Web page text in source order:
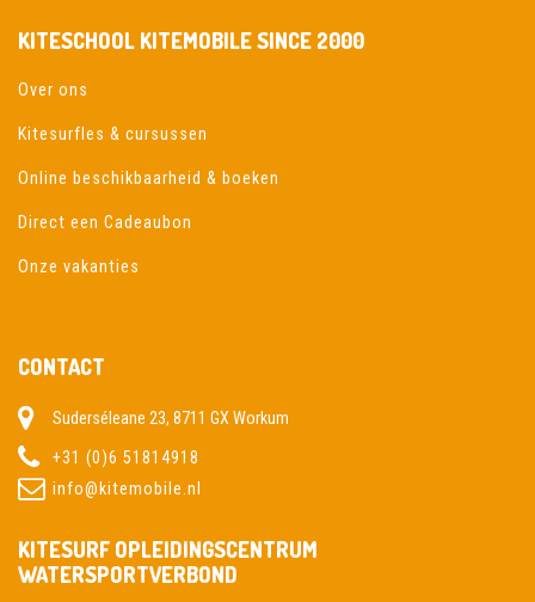
KITESCHOOL KITEMOBILE SINCE 2000
Over ons
Kitesurfles & cursussen
Online beschikbaarheid & boeken
Direct een Cadeaubon
Onze vakanties
CONTACT
Suderséleane 23, 8711 GX Workum
+31 (0)6 51814918
info@kitemobile.nl
KITESURF OPLEIDINGSCENTRUM
WATERSPORTVERBOND